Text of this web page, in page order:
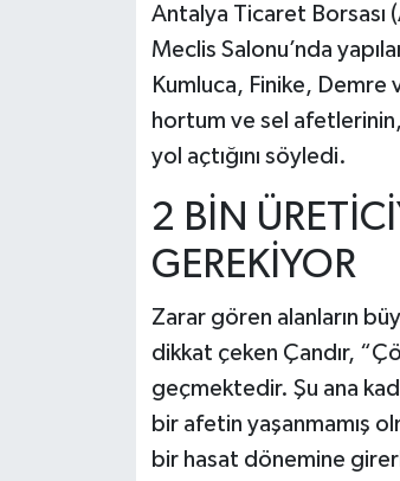
Antalya Ticaret Borsası
Meclis Salonu’nda
Kumluca, Finike,
hortum ve sel
yol açtığını söyledi.
2 BİN
GEREKİYOR
Zarar gören alanların
dikkat çeken Çandır,
geçmektedir. Şu ana
bir afetin yaşanmamış
bir hasat dönemine